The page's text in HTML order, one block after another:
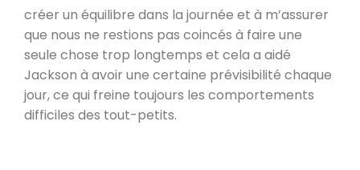
créer un équilibre dans la journée et à m’assurer
que nous ne restions pas coincés à faire une
seule chose trop longtemps et cela a aidé
Jackson à avoir une certaine prévisibilité chaque
jour, ce qui freine toujours les comportements
difficiles des tout-petits.